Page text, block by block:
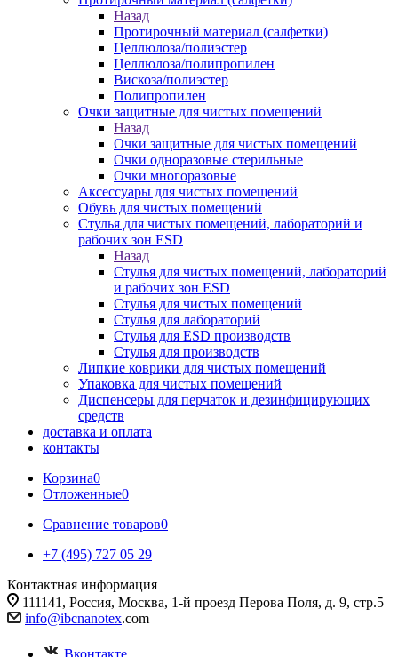
Назад
Протирочный материал (салфетки)
Целлюлоза/полиэстер
Целлюлоза/полипропилен
Вискоза/полиэстер
Полипропилен
Очки защитные для чистых помещений
Назад
Очки защитные для чистых помещений
Очки одноразовые стерильные
Очки многоразовые
Аксессуары для чистых помещений
Обувь для чистых помещений
Стулья для чистых помещений, лабораторий и
рабочих зон ESD
Назад
Стулья для чистых помещений, лабораторий
и рабочих зон ESD
Стулья для чистых помещений
Стулья для лабораторий
Стулья для ESD производств
Стулья для производств
Липкие коврики для чистых помещений
Упаковка для чистых помещений
Диспенсеры для перчаток и дезинфицирующих
средств
доставка и оплата
контакты
Корзина0
Отложенные0
Сравнение товаров0
+7 (495) 727 05 29
Контактная информация
111141, Россия, Москва, 1-й проезд Перова Поля, д. 9, стр.5
info@ibcnanotex.com
Вконтакте